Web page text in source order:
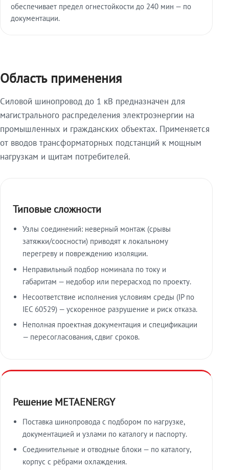
обеспечивает предел огнестойкости до 240 мин — по
документации.
Область применения
Силовой шинопровод до 1 кВ предназначен для
магистрального распределения электроэнергии на
промышленных и гражданских объектах. Применяется
от вводов трансформаторных подстанций к мощным
нагрузкам и щитам потребителей.
Типовые сложности
Узлы соединений: неверный монтаж (срывы
затяжки/соосности) приводят к локальному
перегреву и повреждению изоляции.
Неправильный подбор номинала по току и
габаритам — недобор или перерасход по проекту.
Несоответствие исполнения условиям среды (IP по
IEC 60529) — ускоренное разрушение и риск отказа.
Неполная проектная документация и спецификации
— пересогласования, сдвиг сроков.
Решение METAENERGY
Поставка шинопровода с подбором по нагрузке,
документацией и узлами по каталогу и паспорту.
Соединительные и отводные блоки — по каталогу,
корпус с рёбрами охлаждения.